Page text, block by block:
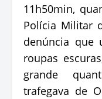
11h50min,
Polícia Militar
denúncia que
roupas
grande
trafegava de